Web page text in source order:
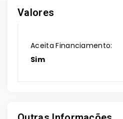
Valores
Aceita Financiamento:
Sim